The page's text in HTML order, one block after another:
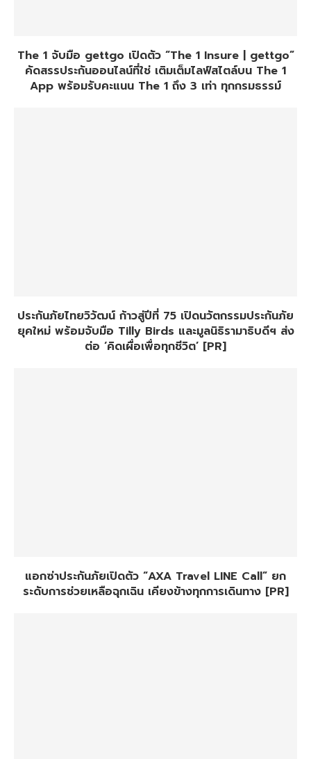
The 1 จับมือ gettgo เปิดตัว “The 1 Insure | gettgo”
คัดสรรประกันออนไลน์ที่ใช่ เติมเต็มไลฟ์สไตล์บน The 1
App พร้อมรับคะแนน The 1 ถึง 3 เท่า ทุกกรมธรรม์
ประกันภัยไทยวิวัฒน์ ก้าวสู่ปีที่ 75 เปิดนวัตกรรมประกันภัย
ยุคใหม่ พร้อมจับมือ Tilly Birds และมูลนิธิรามาธิบดีฯ ส่ง
ต่อ ‘คิดเผื่อเพื่อทุกชีวิต’ [PR]
แอกซ่าประกันภัยเปิดตัว “AXA Travel LINE Call” ยก
ระดับการช่วยเหลือฉุกเฉิน เคียงข้างทุกการเดินทาง [PR]